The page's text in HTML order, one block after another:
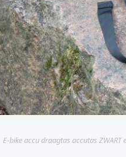
E-bike accu draagtas accutas